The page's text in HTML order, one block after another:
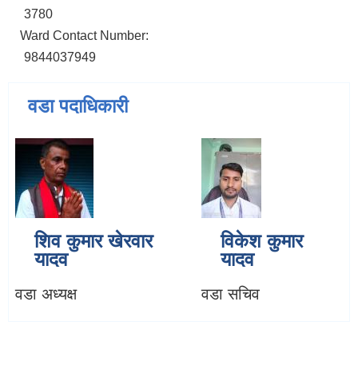
3780
Ward Contact Number:
9844037949
वडा पदाधिकारी
शिव कुमार खेरवार
यादव
वडा अध्यक्ष
विकेश कुमार
यादव
वडा सचिव